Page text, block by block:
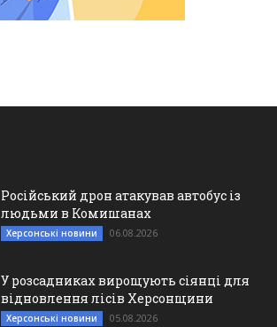
Російський дрон атакував автобус із
людьми в Комишанах
Херсонські новини 06.08.2026
У розсадниках вирощують сіянці для
відновлення лісів Херсонщини
Херсонські новини 05.08.2026